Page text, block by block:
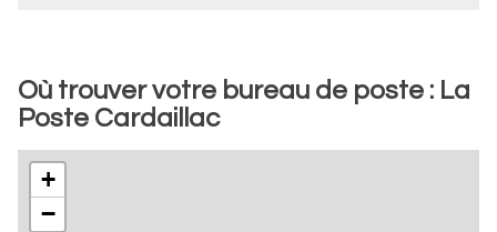
Où trouver votre bureau de poste : La
Poste Cardaillac
+
−